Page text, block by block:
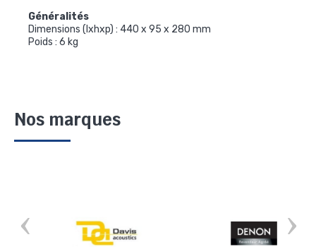
Généralités
Dimensions (lxhxp) : 440 x 95 x 280 mm
Poids : 6 kg
Nos marques